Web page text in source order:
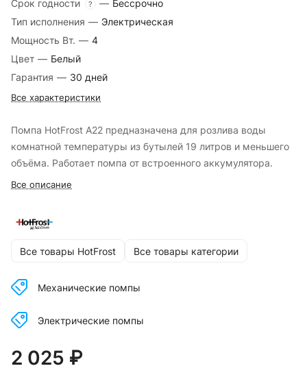
Срок годности ? — Бессрочно
Тип исполнения — Электрическая
Мощность Вт. — 4
Цвет — Белый
Гарантия — 30 дней
Все характеристики
Помпа HotFrost A22 предназначена для розлива воды
комнатной температуры из бутылей 19 литров и меньшего
объёма. Работает помпа от встроенного аккумулятора.
Все описание
Все товары HotFrost Все товары категории
Механические помпы
Электрические помпы
2 025 ₽